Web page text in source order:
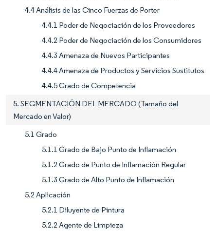
4.4 Análisis de las Cinco Fuerzas de Porter
4.4.1 Poder de Negociación de los Proveedores
4.4.2 Poder de Negociación de los Consumidores
4.4.3 Amenaza de Nuevos Participantes
4.4.4 Amenaza de Productos y Servicios Sustitutos
4.4.5 Grado de Competencia
5. SEGMENTACIÓN DEL MERCADO (Tamaño del
Mercado en Valor)
5.1 Grado
5.1.1 Grado de Bajo Punto de Inflamación
5.1.2 Grado de Punto de Inflamación Regular
5.1.3 Grado de Alto Punto de Inflamación
5.2 Aplicación
5.2.1 Diluyente de Pintura
5.2.2 Agente de Limpieza